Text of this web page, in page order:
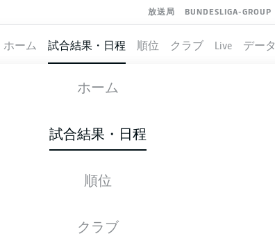
放送局 BUNDESLIGA-GROUP
ホーム 試合結果・日程 順位 クラブ Live データ
ホーム
試合結果・日程
順位
クラブ
AUGSBURG WOLFSBURG
3 2
スターティングメンバー